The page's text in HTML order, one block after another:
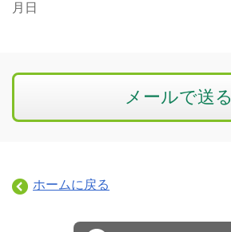
月日
メールで送る
ホームに戻る